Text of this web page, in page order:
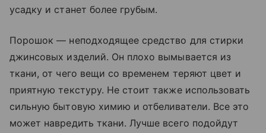
усадку и станет более грубым.
Порошок — неподходящее средство для стирки
джинсовых изделий. Он плохо вымывается из
ткани, от чего вещи со временем теряют цвет и
приятную текстуру. Не стоит также использовать
сильную бытовую химию и отбеливатели. Все это
может навредить ткани. Лучше всего подойдут